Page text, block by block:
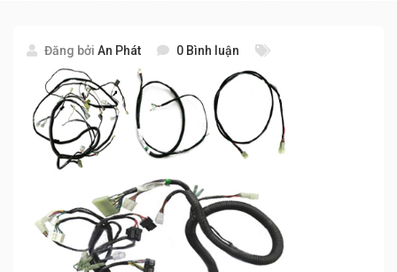
Đăng bởi An Phát 0 Bình luận